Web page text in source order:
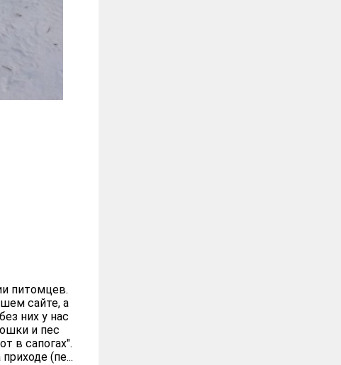
питомцев.
сайте, а
них у нас
и пес
в сапогах".
(пе...